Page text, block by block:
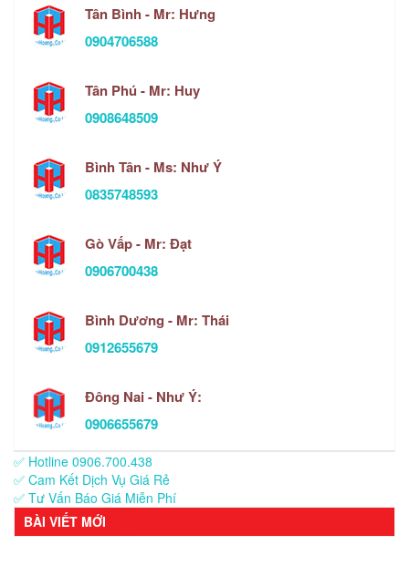
Tân Bình - Mr: Hưng
0904706588
Tân Phú - Mr: Huy
0908648509
Bình Tân - Ms: Như Ý
0835748593
Gò Vấp - Mr: Đạt
0906700438
Bình Dương - Mr: Thái
0912655679
Đông Nai - Như Ý:
0906655679
✅ Hotline 0906.700.438
✅ Cam Kết Dịch Vụ Giá Rẻ
✅ Tư Vấn Báo Giá Miễn Phí
BÀI VIẾT MỚI